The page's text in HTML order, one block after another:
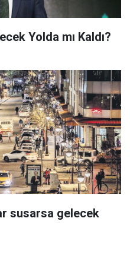
Yolda mı Kaldı?
susarsa gelecek